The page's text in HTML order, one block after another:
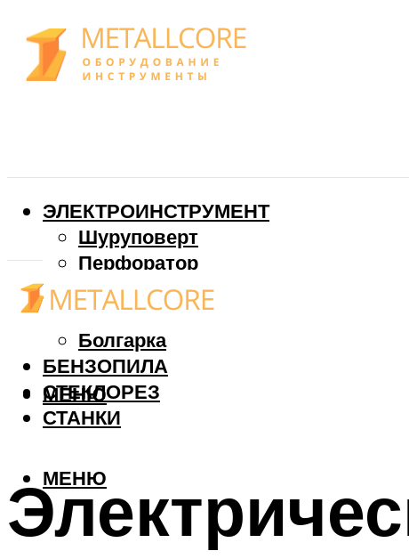
ЭЛЕКТРОИНСТРУМЕНТ
Шуруповерт
Перфоратор
Дрель
Фрезер
Болгарка
БЕНЗОПИЛА
СТЕКЛОРЕЗ
СТАНКИ
МЕНЮ
МЕНЮ